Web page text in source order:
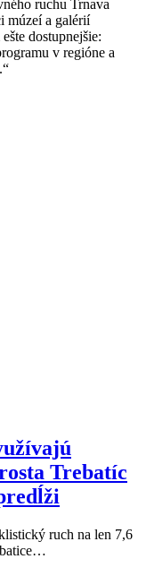
ruchu Trnava
múzeí a galérií
dostupnejšie:
v regióne a
Trebatíc
ruch na len 7,6